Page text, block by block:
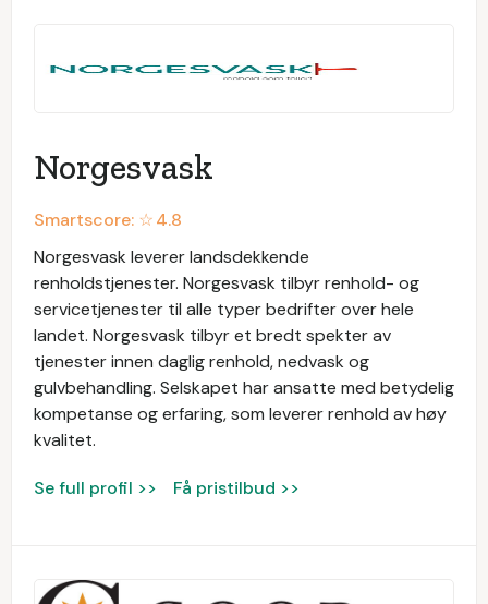
Norgesvask
Smartscore: ☆4.8
Norgesvask leverer landsdekkende
renholdstjenester. Norgesvask tilbyr renhold- og
servicetjenester til alle typer bedrifter over hele
landet. Norgesvask tilbyr et bredt spekter av
tjenester innen daglig renhold, nedvask og
gulvbehandling. Selskapet har ansatte med betydelig
kompetanse og erfaring, som leverer renhold av høy
kvalitet.
Se full profil >> Få pristilbud >>